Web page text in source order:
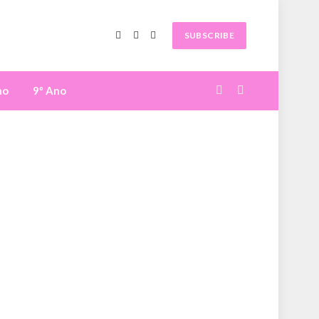
Facebook
X
Instagram
SUBSCRIBE
9º Ano